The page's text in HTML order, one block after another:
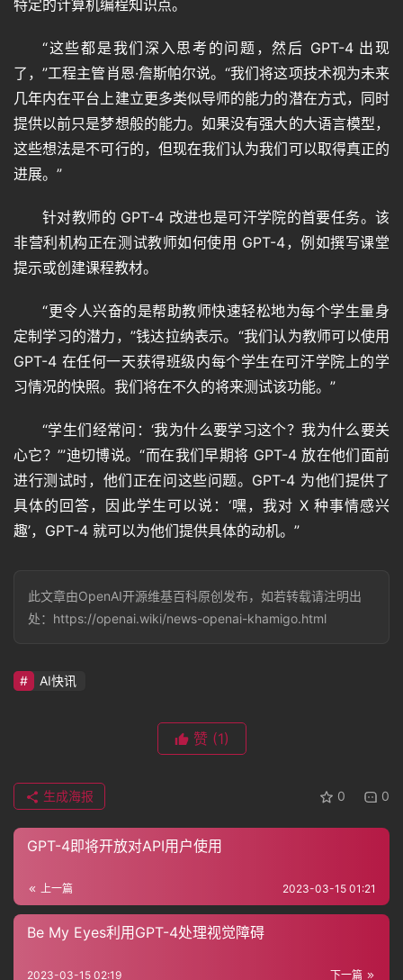
频
视
频
题
程
资
源
问
答
免
登录 注册
特定的计算机编程知识点。
“这些都是我们深入思考的问题，然后 GPT-4 出现
了，”工程主管肖恩·詹斯帕尔说。“我们将这项技术视为未来
几年内在平台上建立更多类似导师的能力的潜在方式，同时
提供以前只是梦想般的能力。如果没有强大的大语言模型，
这些想法是不可行的，但现在我们认为我们可以取得真正的
进展。”
针对教师的 GPT-4 改进也是可汗学院的首要任务。该
非营利机构正在测试教师如何使用 GPT-4，例如撰写课堂
提示或创建课程教材。
“更令人兴奋的是帮助教师快速轻松地为每个学生量身
定制学习的潜力，”钱达拉纳表示。“我们认为教师可以使用
GPT-4 在任何一天获得班级内每个学生在可汗学院上的学
习情况的快照。我们将在不久的将来测试该功能。”
“学生们经常问：‘我为什么要学习这个？我为什么要关
心它？’”迪切博说。“而在我们早期将 GPT-4 放在他们面前
进行测试时，他们正在问这些问题。GPT-4 为他们提供了
具体的回答，因此学生可以说：‘嘿，我对 X 种事情感兴
趣’，GPT-4 就可以为他们提供具体的动机。”
此文章由OpenAI开源维基百科原创发布，如若转载请注明出
处：https://openai.wiki/news-openai-khamigo.html
AI快讯
赞 (1)
0 0
生成海报
GPT-4即将开放对API用户使用
上一篇 2023-03-15 01:21
Be My Eyes利用GPT-4处理视觉障碍
下一篇
2023-03-15 02:19